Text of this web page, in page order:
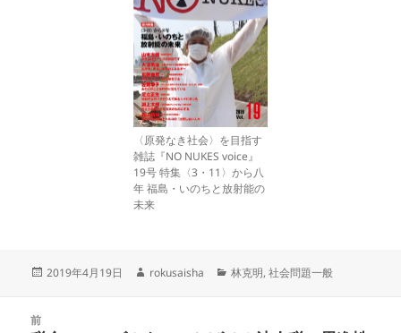
〈原発なき社会〉を目指す
雑誌『NO NUKES voice』
19号 特集〈3・11〉から八
年 福島・いのちと放射能の
未来
投
2019年4月19日
作
rokusaisha
カ
林克明,社会問題一般
前